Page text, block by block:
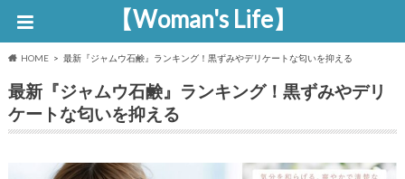
【Woman's Life】
HOME 最新『ジャムウ石鹸』ランキング！黒ずみやデリケートな匂いを抑える
最新『ジャムウ石鹸』ランキング！黒ずみやデリ
ケートな匂いを抑える